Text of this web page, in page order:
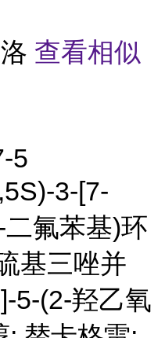
查看相似
5
3-[7-
氟苯基)环
基三唑并
5-(2-羟乙氧